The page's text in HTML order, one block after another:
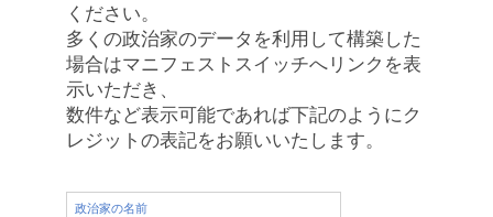
ください。
多くの政治家のデータを利用して構築した
場合はマニフェストスイッチへリンクを表
示いただき、
数件など表示可能であれば下記のようにク
レジットの表記をお願いいたします。
政治家の名前